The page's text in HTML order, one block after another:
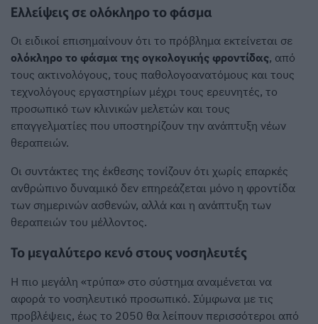
Ελλείψεις σε ολόκληρο το φάσμα
Οι ειδικοί επισημαίνουν ότι το πρόβλημα εκτείνεται σε
ολόκληρο το φάσμα της ογκολογικής φροντίδας, από
τους ακτινολόγους, τους παθολογοανατόμους και τους
τεχνολόγους εργαστηρίων μέχρι τους ερευνητές, το
προσωπικό των κλινικών μελετών και τους
επαγγελματίες που υποστηρίζουν την ανάπτυξη νέων
θεραπειών.
Οι συντάκτες της έκθεσης τονίζουν ότι χωρίς επαρκές
ανθρώπινο δυναμικό δεν επηρεάζεται μόνο η φροντίδα
των σημερινών ασθενών, αλλά και η ανάπτυξη των
θεραπειών του μέλλοντος.
Το μεγαλύτερο κενό στους νοσηλευτές
Η πιο μεγάλη «τρύπα» στο σύστημα αναμένεται να
αφορά το νοσηλευτικό προσωπικό. Σύμφωνα με τις
προβλέψεις, έως το 2050 θα λείπουν περισσότεροι από